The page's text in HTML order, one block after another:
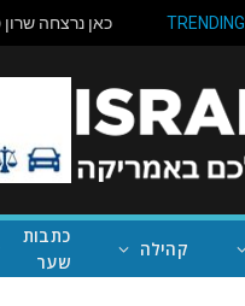
TRENDING
קהילה
כתבות
שער